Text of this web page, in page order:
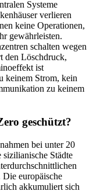
Systeme
verlieren
keine Operationen,
gewährleisten.
schalten wegen
den Löschdruck,
ist
keinem Strom, kein
zu keinem
geschützt?
bei unter 20
Städte
europäische
akkumuliert sich